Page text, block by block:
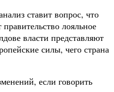
ставит вопрос, что
лояльное
власти представляют
силы, чего страна
если говорить